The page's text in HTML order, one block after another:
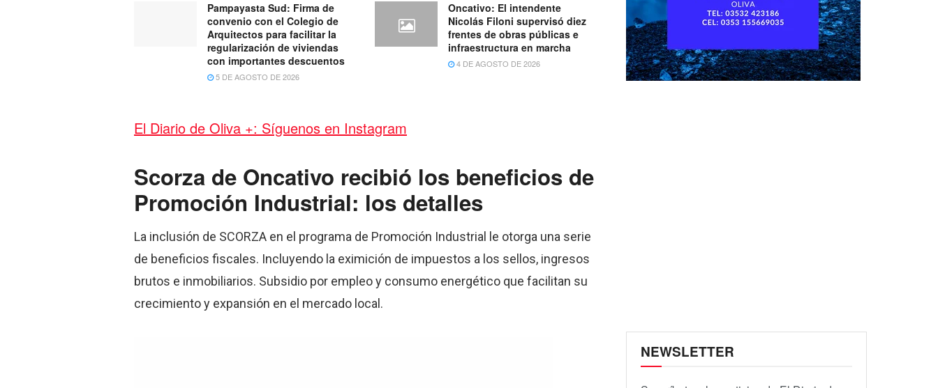
Pampayasta Sud: Firma de
convenio con el Colegio de
Arquitectos para facilitar la
regularización de viviendas
con importantes descuentos
5 DE AGOSTO DE 2026
Oncativo: El intendente
Nicolás Filoni supervisó diez
frentes de obras públicas e
infraestructura en marcha
4 DE AGOSTO DE 2026
El Diario de Oliva +: Síguenos en Instagram
Scorza de Oncativo recibió los beneficios de
Promoción Industrial: los detalles
La inclusión de SCORZA en el programa de Promoción Industrial le otorga una serie
de beneficios fiscales. Incluyendo la eximición de impuestos a los sellos, ingresos
brutos e inmobiliarios. Subsidio por empleo y consumo energético que facilitan su
crecimiento y expansión en el mercado local.
NEWSLETTER